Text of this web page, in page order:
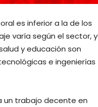
es inferior a la de los
varía según el sector,
y educación son
e ingenierías
trabajo decente en